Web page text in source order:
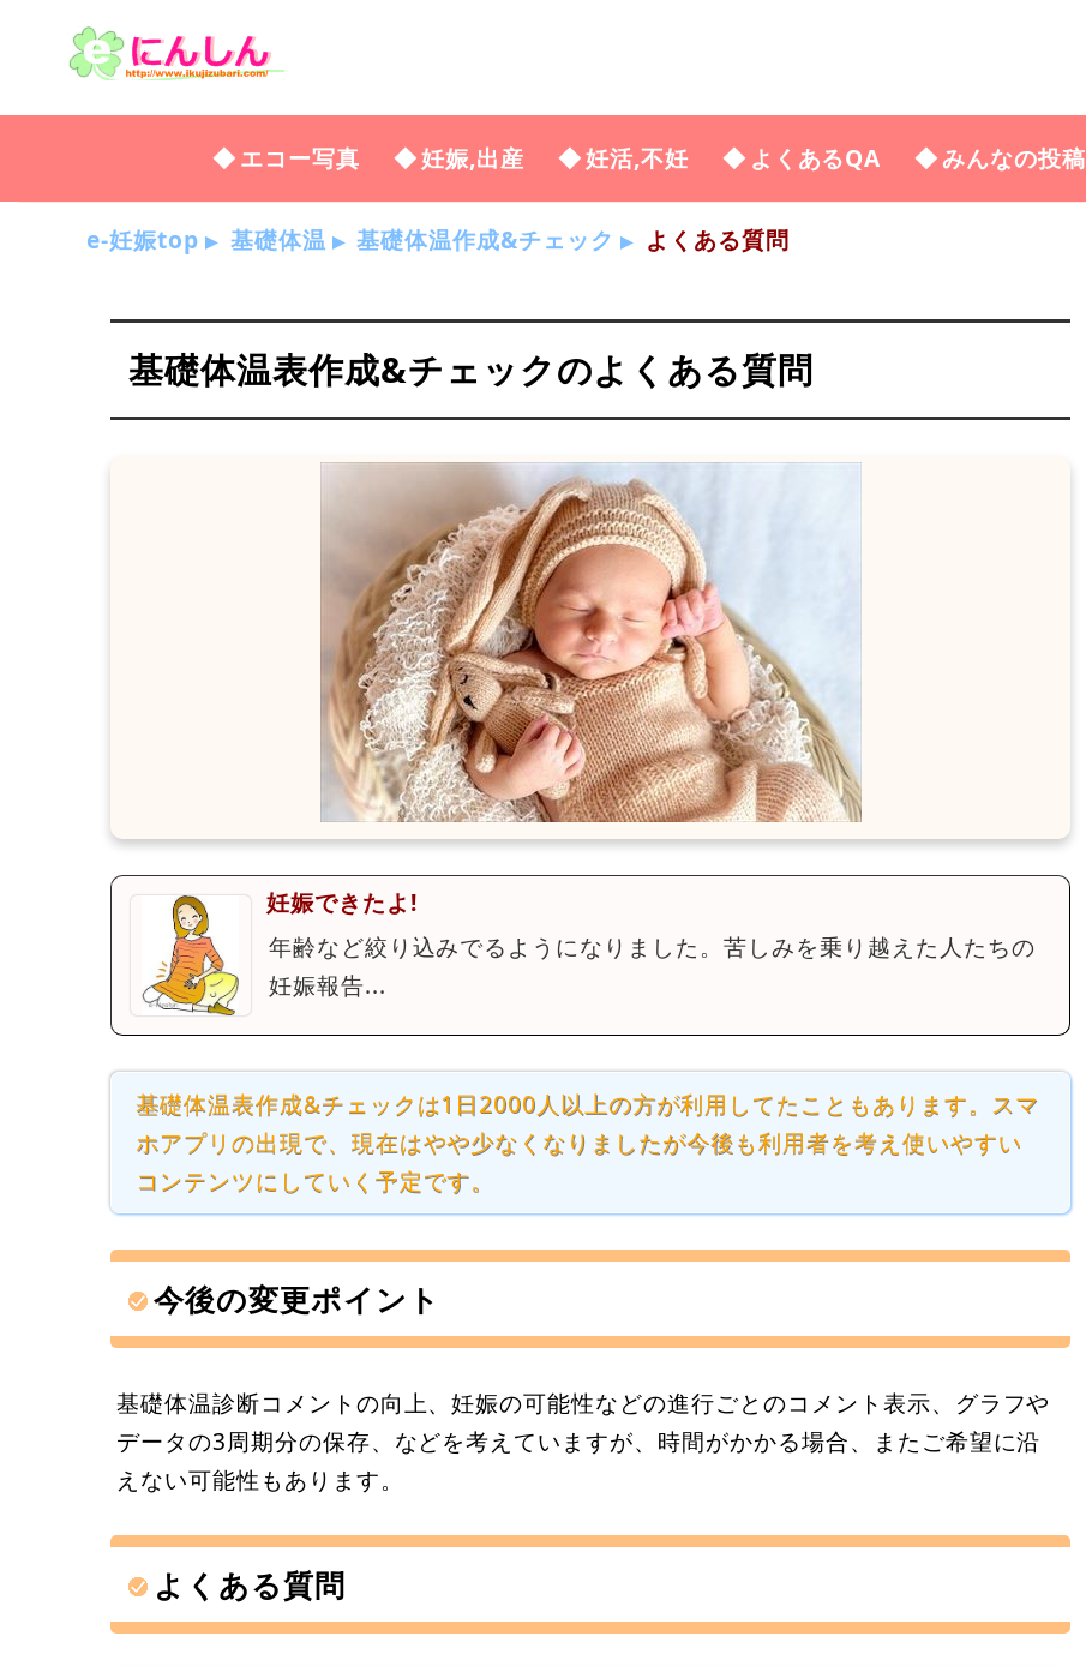
エコー写真 妊娠,出産 妊活,不妊 よくあるQA みんなの投稿
e-妊娠top 基礎体温 基礎体温作成&チェック よくある質問
基礎体温表作成&チェックのよくある質問
妊娠できたよ!
年齢など絞り込みでるようになりました。苦しみを乗り越えた人たちの
妊娠報告...
基礎体温表作成&チェックは1日2000人以上の方が利用してたこともあります。スマ
ホアプリの出現で、現在はやや少なくなりましたが今後も利用者を考え使いやすい
コンテンツにしていく予定です。
今後の変更ポイント
基礎体温診断コメントの向上、妊娠の可能性などの進行ごとのコメント表示、グラフや
データの3周期分の保存、などを考えていますが、時間がかかる場合、またご希望に沿
えない可能性もあります。
よくある質問